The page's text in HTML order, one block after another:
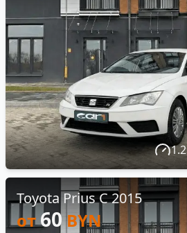
1.2
Toyota Prius C 2015
от60BYN